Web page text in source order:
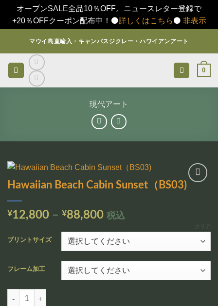
オープンSALE全品10％OFF。ニュースレター登録で
+20％OFFクーポン配布中！⚫️詳しくはこちら⚫️ 非表示
マウイ島直輸入・キャンバスジクレー・ハワイアンアート
0
現代アート
Hawaiian Beach Cabin Sunset（BS03)
¥12,800 – ¥88,800価
帯:
¥12,800
–
¥88,800
税込
プリントサイズ
フレーム加工
クリア
Hawaiian Beach Cabin Sunset（BS03)個